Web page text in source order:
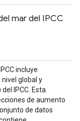
mar del IPCC
incluye
global y
IPCC. Esta
de aumento
de datos